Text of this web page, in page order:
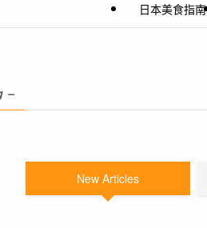
日本美食指南
–
New Articles